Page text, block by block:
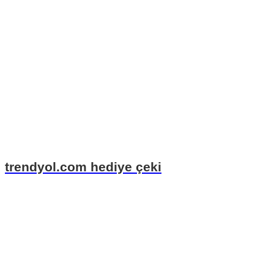
trendyol.com hediye çeki